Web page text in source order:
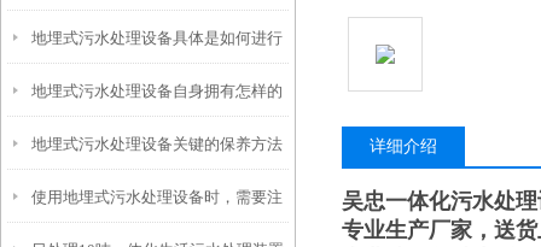
撑起？核心结构一文拆解
地埋式污水处理设备具体是如何进行
安装的呢？
地埋式污水处理设备自身拥有怎样的
特点呢？
地埋式污水处理设备关键的保养方法
使用地埋式污水处理设备时，需要注
详细介绍
吴忠一体化污水处
专业生产厂家，送